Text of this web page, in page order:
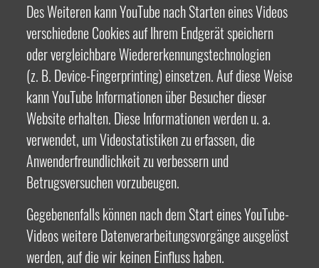
Des Weiteren kann YouTube nach Starten eines Videos
verschiedene Cookies auf Ihrem Endgerät speichern
oder vergleichbare Wiedererkennungstechnologien
(z. B. Device-Fingerprinting) einsetzen. Auf diese Weise
kann YouTube Informationen über Besucher dieser
Website erhalten. Diese Informationen werden u. a.
verwendet, um Videostatistiken zu erfassen, die
Anwenderfreundlichkeit zu verbessern und
Betrugsversuchen vorzubeugen.
Gegebenenfalls können nach dem Start eines YouTube-
Videos weitere Datenverarbeitungsvorgänge ausgelöst
werden, auf die wir keinen Einfluss haben.